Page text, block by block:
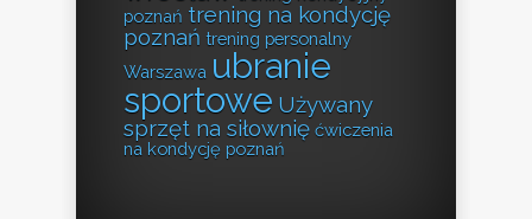
poznań trening na kondycję
poznań trening personalny
Warszawa ubranie
sportowe Używany
sprzęt na siłownię ćwiczenia
na kondycję poznań